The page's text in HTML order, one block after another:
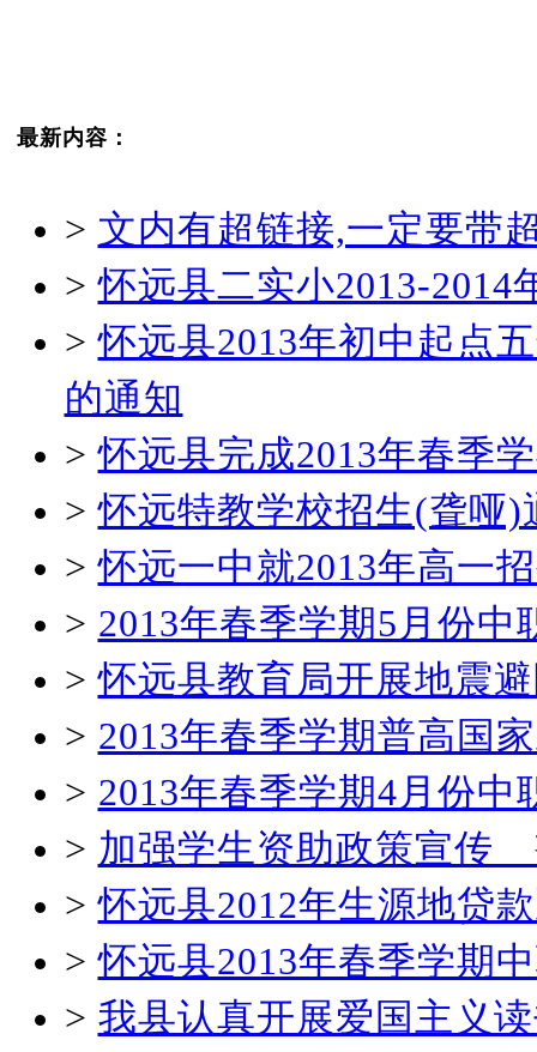
最新内容：
> 文内有超链接,一定要带
>怀远县二实小2013-2014
>怀远县2013年初中起点
的通知
>怀远县完成2013年春季
>怀远特教学校招生(聋哑)
>怀远一中就2013年高一
> 2013年春季学期5月份中
>怀远县教育局开展地震
> 2013年春季学期普高国
> 2013年春季学期4月份
> 加强学生资助政策宣传
>怀远县2012年生源地贷
>怀远县2013年春季学期
> 我县认真开展爱国主义